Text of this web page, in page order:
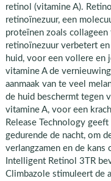
retinol (vitamine A).
retinoïnezuur, een
proteïnen zoals collageen
retinoïnezuur verbetert
huid, voor een vollere en
vitamine A de
aanmaak van te veel
de huid beschermt tegen
vitamine A, voor een
Release Technology
gedurende de nacht, om
verlangzamen en de
Intelligent Retinol 3TR
Climbazole stimuleert de